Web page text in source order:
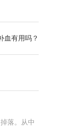
血有用吗？
落。从中